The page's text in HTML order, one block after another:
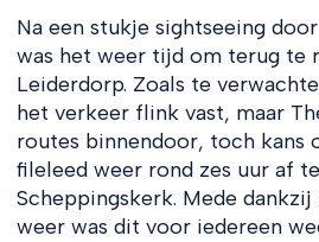
Na een stukje sightseeing
was het weer tijd om terug te
Leiderdorp. Zoals te
het verkeer flink vast, maar
routes binnendoor, toch kans
fileleed weer rond zes uur af
Scheppingskerk. Mede
weer was dit voor iedereen